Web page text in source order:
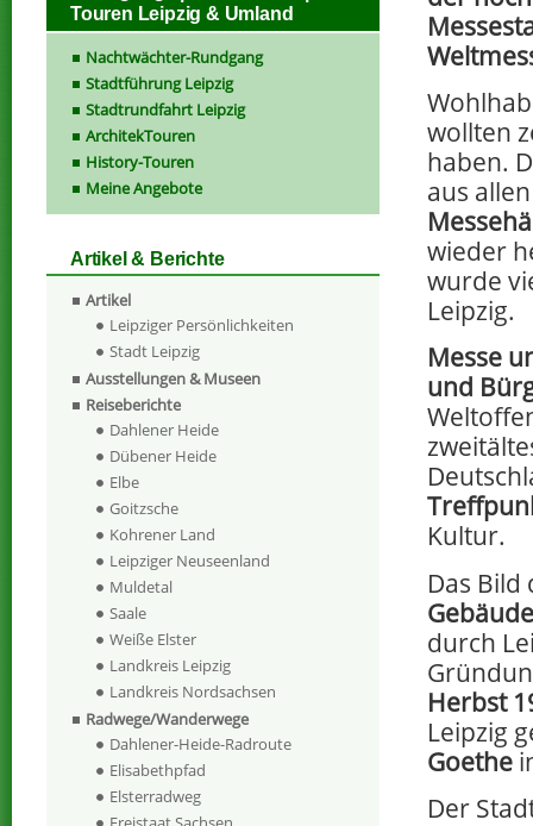
wollten
haben.
aus
wieder
wurde
Leipzig.
Messe
und
Kultur.
Das
durch
Herbst
Leipzig
Goethe
Der
Touren Leipzig & Umland
Nachtwächter-Rundgang
Stadtführung Leipzig
Stadtrundfahrt Leipzig
ArchitekTouren
History-Touren
Meine Angebote
Artikel & Berichte
Artikel
Leipziger Persönlichkeiten
Stadt Leipzig
Ausstellungen & Museen
Reiseberichte
Dahlener Heide
Dübener Heide
Elbe
Goitzsche
Kohrener Land
Leipziger Neuseenland
Muldetal
Saale
Weiße Elster
Landkreis Leipzig
Landkreis Nordsachsen
Radwege/Wanderwege
Dahlener-Heide-Radroute
Elisabethpfad
Elsterradweg